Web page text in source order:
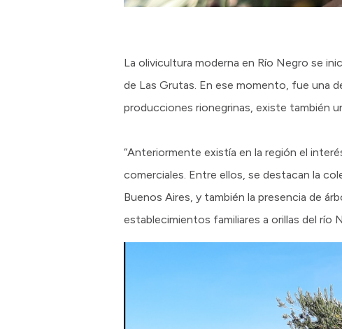
La olivicultura moderna en Río Negro se
de Las Grutas. En ese momento, fue una
producciones rionegrinas, existe también
“Anteriormente existía en la región el
comerciales. Entre ellos, se destacan la
Buenos Aires, y también la presencia de
establecimientos familiares a orillas del río